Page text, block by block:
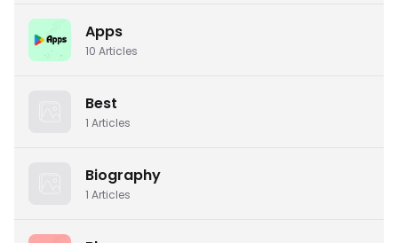
Apps
10 Articles
Best
1 Articles
Biography
1 Articles